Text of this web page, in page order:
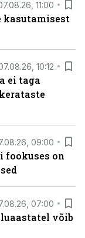
11:00
kasutamisest
10:12
ei taga
09:00
fookuses on
07:00
võib